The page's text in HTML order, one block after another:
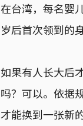
在台湾，每名婴
岁后首次领到的
如果有人长大后
吗？可以。依据
才能换到一张新